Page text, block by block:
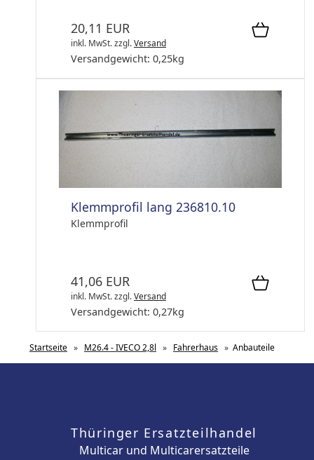
20,11 EUR
inkl. MwSt.zzgl.Versand
Versandgewicht: 0,25kg
Klemmprofil lang 236810.10
Klemmprofil
41,06 EUR
inkl. MwSt.zzgl.Versand
Versandgewicht: 0,27kg
Startseite » M26.4 - IVECO 2,8l » Fahrerhaus » Anbauteile
Thüringer Ersatzteilhandel
Multicar und Multicarersatzteile